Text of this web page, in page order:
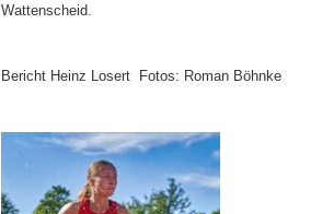
Wattenscheid.
Bericht Heinz Losert Fotos: Roman Böhnke